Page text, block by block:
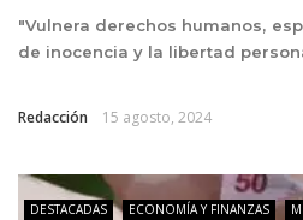
"Vulnera derechos humanos,
de inocencia y la libertad
Redacción 15 agosto, 2024
DESTACADAS ECONOMÍA Y FINANZAS